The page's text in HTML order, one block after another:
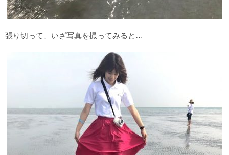
張り切って、いざ写真を撮ってみると…